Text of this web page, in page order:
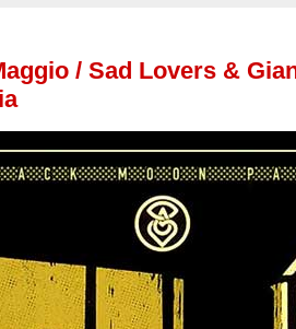
/ Sad Lovers &